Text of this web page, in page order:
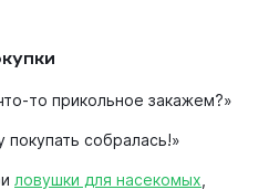
то прикольное закажем?»
собралась!»
ловушки для насекомых